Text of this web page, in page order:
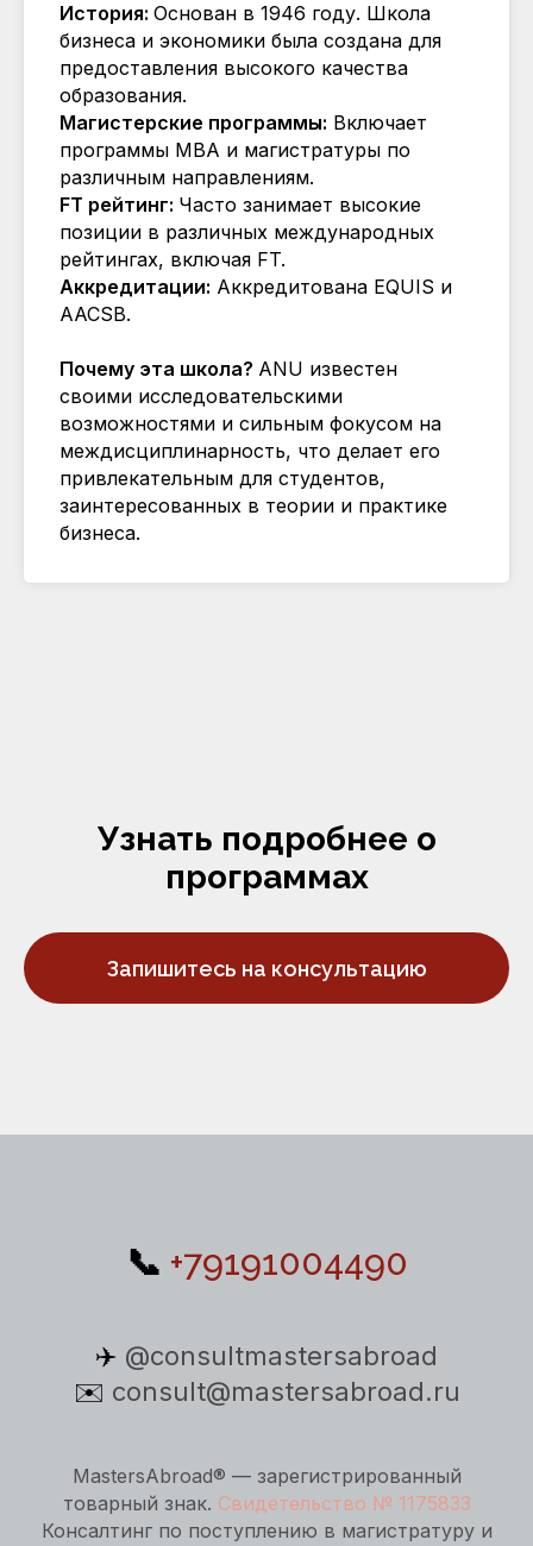
История: Основан в 1946 году. Школа
бизнеса и экономики была создана для
предоставления высокого качества
образования.
Магистерские программы: Включает
программы MBA и магистратуры по
различным направлениям.
FT рейтинг: Часто занимает высокие
позиции в различных международных
рейтингах, включая FT.
Аккредитации: Аккредитована EQUIS и
AACSB.
Почему эта школа? ANU известен
своими исследовательскими
возможностями и сильным фокусом на
междисциплинарность, что делает его
привлекательным для студентов,
заинтересованных в теории и практике
бизнеса.
Узнать подробнее о
программах
Запишитесь на консультацию
📞 +79191004490
✈️ @consultmastersabroad
✉️ consult@mastersabroad.ru
MastersAbroad® — зарегистрированный
товарный знак. Свидетельство № 1175833
Консалтинг по поступлению в магистратуру и